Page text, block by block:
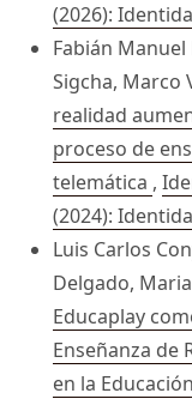
(2026):
Fabián
Sigcha, Marco
realidad
proceso de
telemática ,
(2024):
Luis Carlos
Delgado,
Educaplay
Enseñanza de
en la